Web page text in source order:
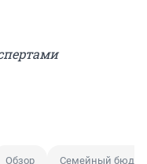
Обзор Семейный